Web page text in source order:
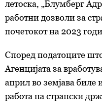
летоска, „Блумберг
работни дозволи за
почетокот на 2023
Според податоците
Агенцијата за
април во земјава биле
работа на странски